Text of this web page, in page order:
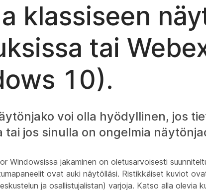
klassiseen
tai
10).
voi olla hyödyllinen, jos
tai jos sinulla on ongelmia
Windowsissa jakaminen on oletusarvoisesti
ovat auki näytölläsi. Ristikkäiset kuviot
ja osallistujalistan) varjoja. Katso alla olevia